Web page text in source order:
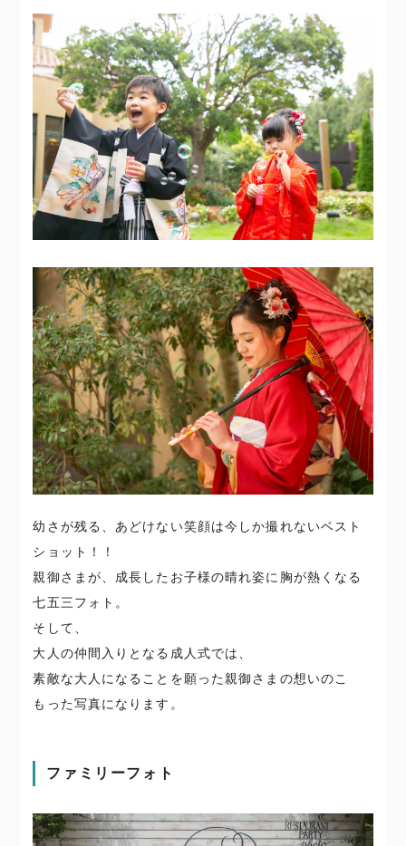
幼さが残る、あどけない笑顔は今しか撮れないベスト
ショット！！
親御さまが、成長したお子様の晴れ姿に胸が熱くなる
七五三フォト。
そして、
大人の仲間入りとなる成人式では、
素敵な大人になることを願った親御さまの想いのこ
もった写真になります。
ファミリーフォト